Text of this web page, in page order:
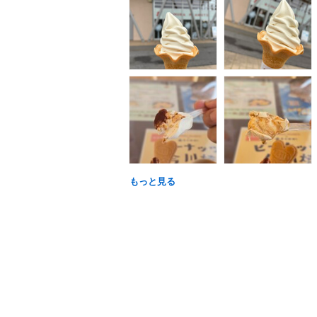
もっと見る